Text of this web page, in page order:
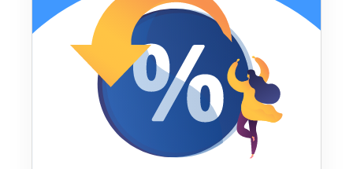
Оставить комментарий